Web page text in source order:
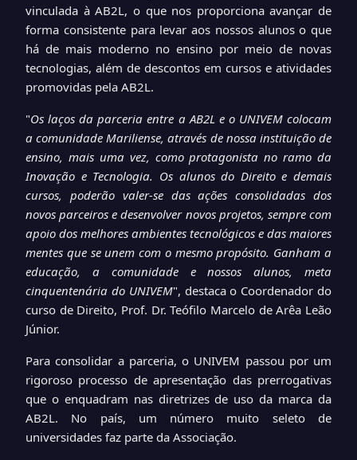
vinculada à AB2L, o que nos proporciona avançar de
forma consistente para levar aos nossos alunos o que
há de mais moderno no ensino por meio de novas
tecnologias, além de descontos em cursos e atividades
promovidas pela AB2L.
"Os laços da parceria entre a AB2L e o UNIVEM colocam
a comunidade Mariliense, através de nossa instituição de
ensino, mais uma vez, como protagonista no ramo da
Inovação e Tecnologia. Os alunos do Direito e demais
cursos, poderão valer-se das ações consolidadas dos
novos parceiros e desenvolver novos projetos, sempre com
apoio dos melhores ambientes tecnológicos e das maiores
mentes que se unem com o mesmo propósito. Ganham a
educação, a comunidade e nossos alunos, meta
cinquentenária do UNIVEM", destaca o Coordenador do
curso de Direito, Prof. Dr. Teófilo Marcelo de Arêa Leão
Júnior.
Para consolidar a parceria, o UNIVEM passou por um
rigoroso processo de apresentação das prerrogativas
que o enquadram nas diretrizes de uso da marca da
AB2L. No país, um número muito seleto de
universidades faz parte da Associação.